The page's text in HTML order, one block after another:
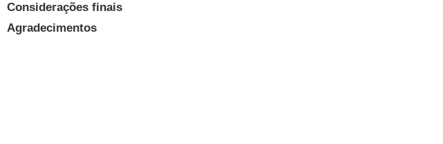
Considerações finais
Agradecimentos